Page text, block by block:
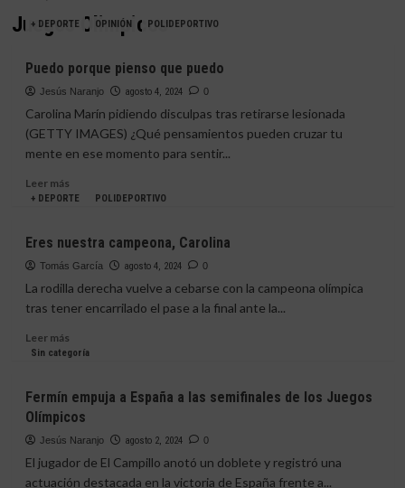
Juegos Olimpicos
+ DEPORTE OPINIÓN POLIDEPORTIVO
Puedo porque pienso que puedo
Jesús Naranjo agosto 4, 2024 0
Carolina Marín pidiendo disculpas tras retirarse lesionada
(GETTY IMAGES) ¿Qué pensamientos pueden cruzar tu
mente en ese momento para sentir...
Leer másLeer
más
porque
pienso
que
+ DEPORTE POLIDEPORTIVO
Eres nuestra campeona, Carolina
Tomás García agosto 4, 2024 0
La rodilla derecha vuelve a cebarse con la campeona olímpica
tras tener encarrilado el pase a la final ante la...
Leer másLeer
más
nuestra
campeona,
Carolina
Sin categoría
Fermín empuja a España a las semifinales de los Juegos
Olímpicos
Jesús Naranjo agosto 2, 2024 0
El jugador de El Campillo anotó un doblete y registró una
actuación destacada en la victoria de España frente a...